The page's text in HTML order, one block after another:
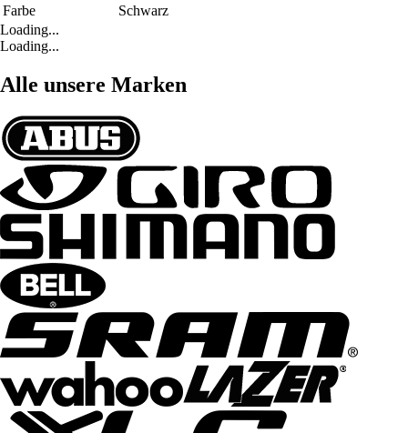
Farbe
Schwarz
Loading...
Loading...
Alle unsere Marken